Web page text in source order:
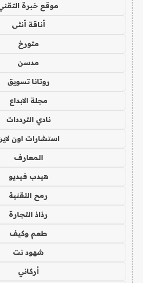
موقع خبرة
أناقة أنثى
متورخ
مدسن
روتانا تسويق
مجلة الابداع
نادي الترددات
استشارات اون
المعارف
هيدب فيديو
رمح التقنية
رذاذ التجارة
طعم وكيف
شهود نت
أركاني